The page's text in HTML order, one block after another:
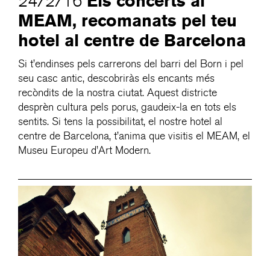
MEAM, recomanats pel teu
hotel al centre de Barcelona
Si t’endinses pels carrerons del barri del Born i pel
seu casc antic, descobriràs els encants més
recòndits de la nostra ciutat. Aquest districte
desprèn cultura pels porus, gaudeix-la en tots els
sentits. Si tens la possibilitat, el nostre hotel al
centre de Barcelona, t’anima que visitis el MEAM, el
Museu Europeu d’Art Modern.